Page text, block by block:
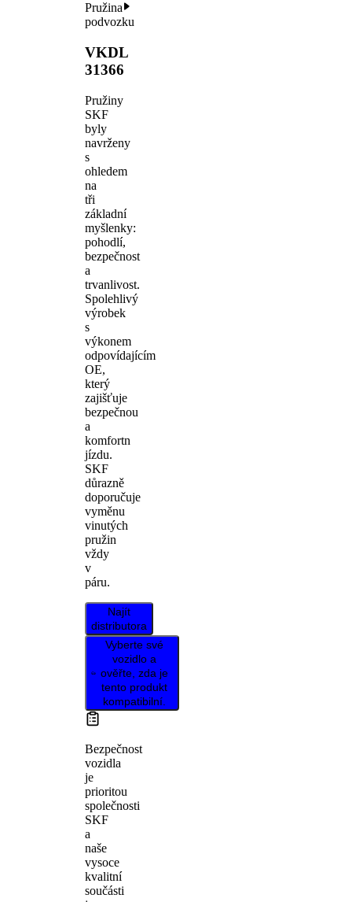
Pružina
podvozku
VKDL
31366
Pružiny
SKF
byly
navrženy
s
ohledem
na
tři
základní
myšlenky:
pohodlí,
bezpečnost
a
trvanlivost.
Spolehlivý
výrobek
s
výkonem
odpovídajícím
OE,
který
zajišťuje
bezpečnou
a
komfortn
jízdu.
SKF
důrazně
doporučuje
vyměnu
vinutých
pružin
vždy
v
páru.
Najít
distributora
Vyberte své
vozidlo a
ověřte, zda je
tento produkt
kompatibilní.
Bezpečnost
vozidla
je
prioritou
společnosti
SKF
a
naše
vysoce
kvalitní
součásti